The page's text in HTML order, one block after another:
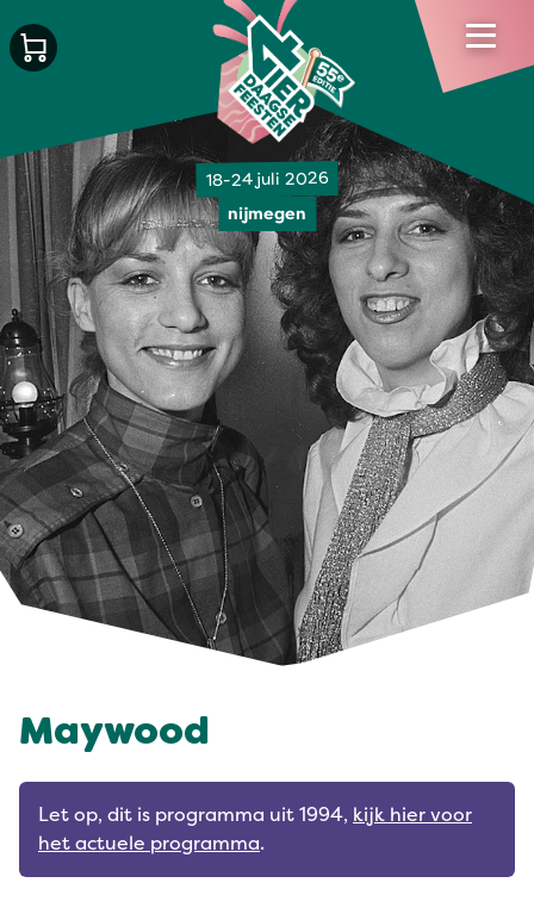
18-24 juli 2026
nijmegen
Maywood
Let op, dit is programma uit 1994, kijk hier voor
het actuele programma.